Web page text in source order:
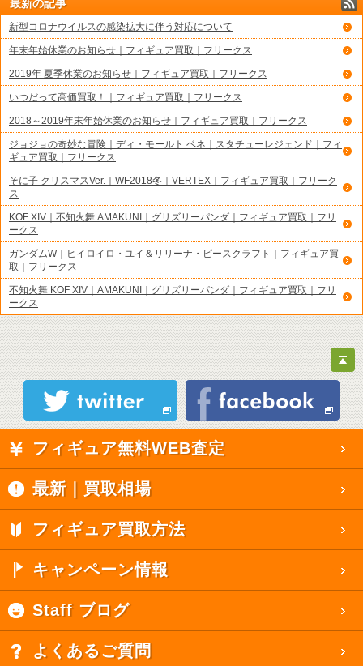
最新の記事
新型コロナウイルスの感染拡大に伴う対応について
年末年始休業のお知らせ｜フィギュア買取｜フリークス
2019年 夏季休業のお知らせ｜フィギュア買取｜フリークス
いつだって高価買取！｜フィギュア買取｜フリークス
2018～2019年末年始休業のお知らせ｜フィギュア買取｜フリークス
ジョジョの奇妙な冒険｜ディ・モールト ベネ｜スタチューレジェンド｜フィ
ギュア買取｜フリークス
そに子 クリスマスVer.｜WF2018冬｜VERTEX｜フィギュア買取｜フリーク
ス
KOF XIV｜不知火舞 AMAKUNI｜グリズリーパンダ｜フィギュア買取｜フリ
ークス
ガンダムW｜ヒイロイロ・ユイ＆リリーナ・ピースクラフト｜フィギュア買
取｜フリークス
不知火舞 KOF XIV｜AMAKUNI｜グリズリーパンダ｜フィギュア買取｜フリ
ークス
フィギュア無料WEB査定
最新｜買取相場
フィギュア買取方法
キャンペーン情報
Staff ブログ
よくあるご質問